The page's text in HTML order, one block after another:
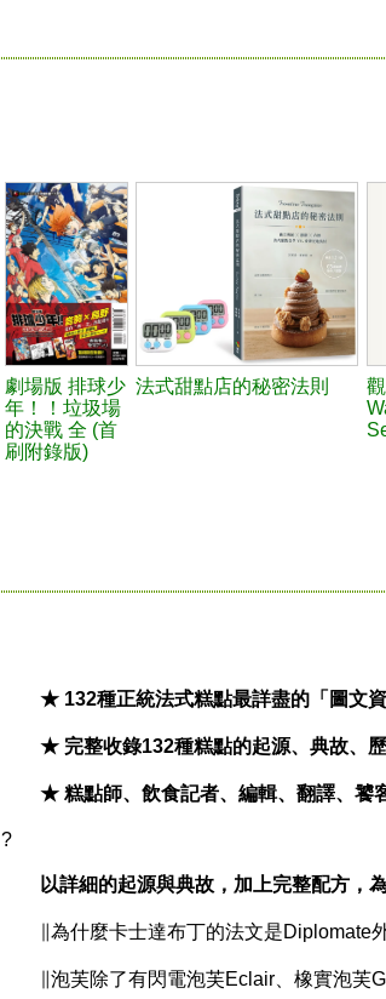
劇場版 排球少
年！！垃圾場
的決戰 全 (首
刷附錄版)
法式甜點店的秘密法則
★ 132種正統法式糕點最詳盡的「圖文資
★ 完整收錄132種糕點的起源、典故、歷
★ 糕點師、飲食記者、編輯、翻譯、饕客
?
以詳細的起源與典故，加上完整配方，為
∥為什麼卡士達布丁的法文是Diplomate
∥泡芙除了有閃電泡芙Eclair、橡實泡芙